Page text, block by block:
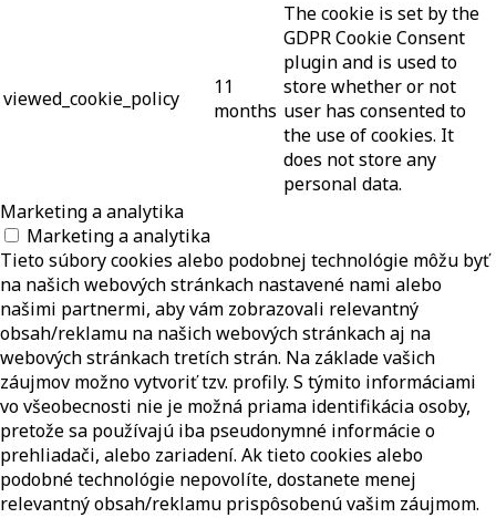
viewed_cookie_policy
11
months
The cookie is set by the
GDPR Cookie Consent
plugin and is used to
store whether or not
user has consented to
the use of cookies. It
does not store any
personal data.
Marketing a analytika
Marketing a analytika
Tieto súbory cookies alebo podobnej technológie môžu byť
na našich webových stránkach nastavené nami alebo
našimi partnermi, aby vám zobrazovali relevantný
obsah/reklamu na našich webových stránkach aj na
webových stránkach tretích strán. Na základe vašich
záujmov možno vytvoriť tzv. profily. S týmito informáciami
vo všeobecnosti nie je možná priama identifikácia osoby,
pretože sa používajú iba pseudonymné informácie o
prehliadači, alebo zariadení. Ak tieto cookies alebo
podobné technológie nepovolíte, dostanete menej
relevantný obsah/reklamu prispôsobenú vašim záujmom.